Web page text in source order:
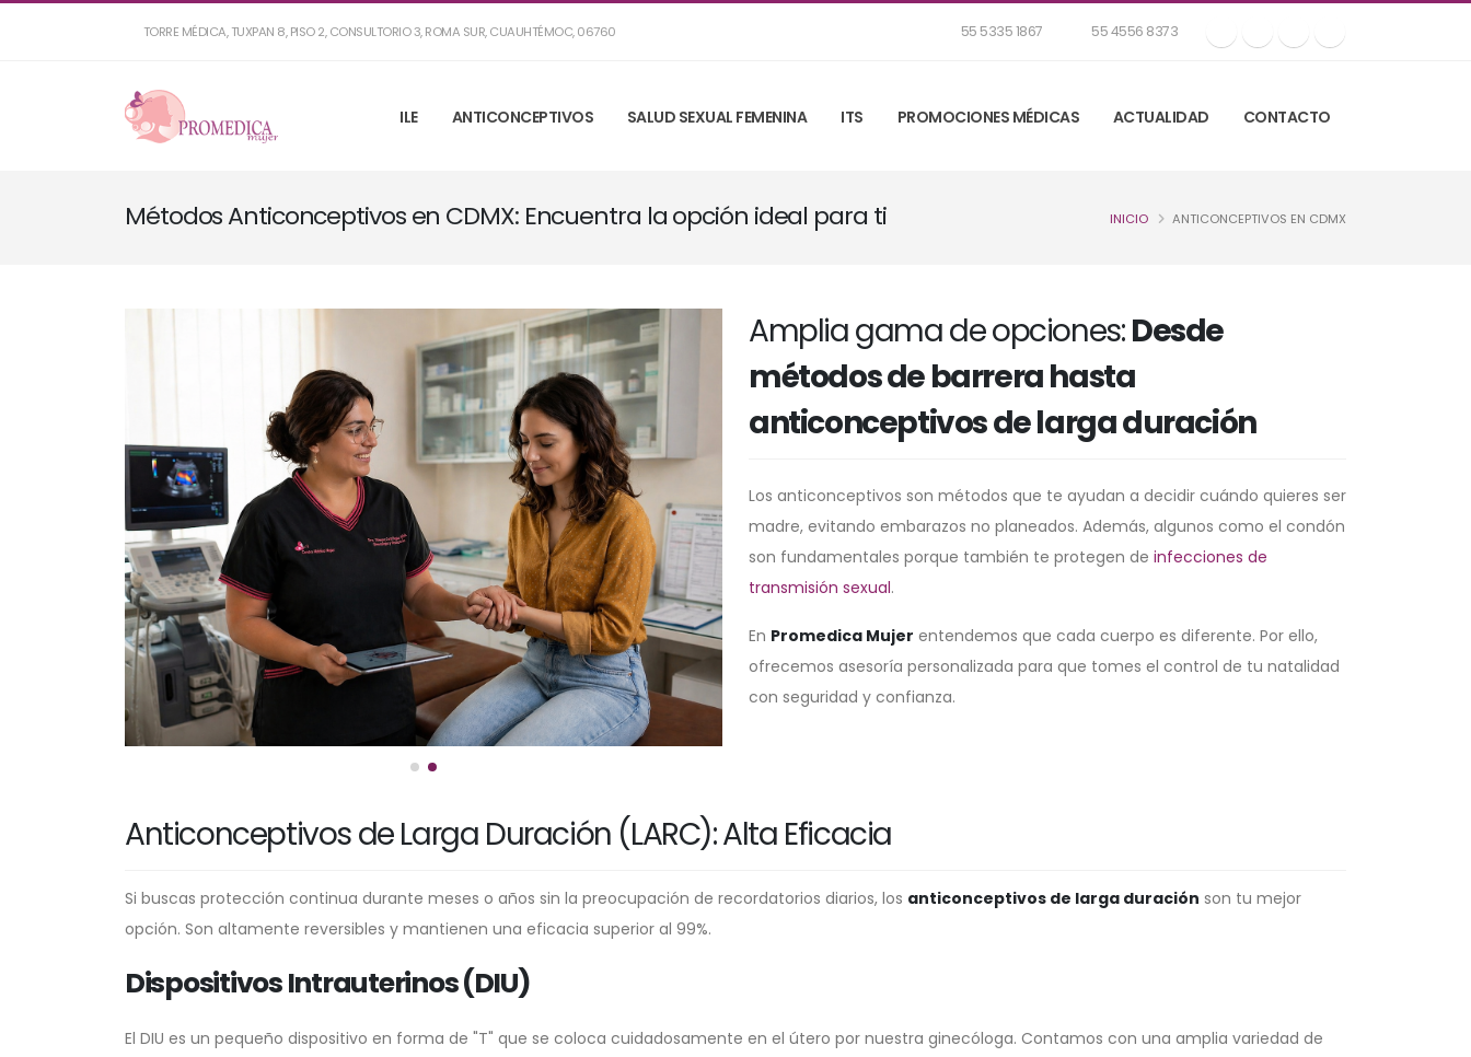
TORRE MÉDICA, TUXPAN 8, PISO 2, CONSULTORIO 3, ROMA SUR, CUAUHTÉMOC, 06760 55 5335 1867 55 4556 8373
ILE ANTICONCEPTIVOS SALUD SEXUAL FEMENINA ITS PROMOCIONES MÉDICAS ACTUALIDAD CONTACTO
Métodos Anticonceptivos en CDMX: Encuentra la opción ideal para ti INICIO ANTICONCEPTIVOS EN CDMX
Amplia gama de opciones:Desde
métodos de barrera hasta
anticonceptivos de larga duración
Los anticonceptivos son métodos que te ayudan a decidir cuándo quieres ser
madre, evitando embarazos no planeados. Además, algunos como el condón
son fundamentales porque también te protegen de infecciones de
transmisión sexual.
En Promedica Mujer entendemos que cada cuerpo es diferente. Por ello,
ofrecemos asesoría personalizada para que tomes el control de tu natalidad
con seguridad y confianza.
Anticonceptivos de Larga Duración (LARC): Alta Eficacia
Si buscas protección continua durante meses o años sin la preocupación de recordatorios diarios, los anticonceptivos de larga duración son tu mejor
opción. Son altamente reversibles y mantienen una eficacia superior al 99%.
Dispositivos Intrauterinos (DIU)
El DIU es un pequeño dispositivo en forma de "T" que se coloca cuidadosamente en el útero por nuestra ginecóloga. Contamos con una amplia variedad de